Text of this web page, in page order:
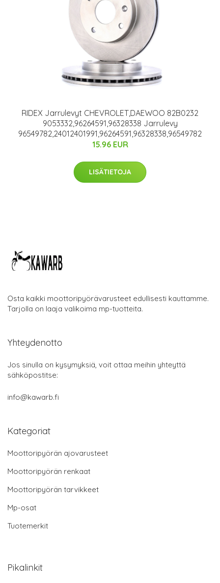
RIDEX Jarrulevyt CHEVROLET,DAEWOO 82B0232
9053332,96264591,96328338 Jarrulevy
96549782,24012401991,96264591,96328338,96549782
15.96 EUR
LISÄTIETOJA
Osta kaikki moottoripyörävarusteet edullisesti kauttamme.
Tarjolla on laaja valikoima mp-tuotteita.
Yhteydenotto
Jos sinulla on kysymyksiä, voit ottaa meihin yhteyttä
sähköpostitse:
info@kawarb.fi
Kategoriat
Moottoripyörän ajovarusteet
Moottoripyörän renkaat
Moottoripyörän tarvikkeet
Mp-osat
Tuotemerkit
Pikalinkit